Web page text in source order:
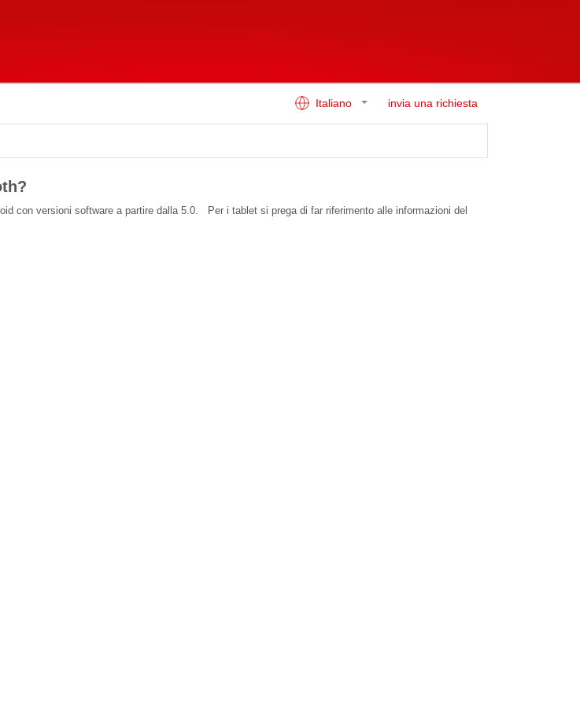
invia una richiesta
Italiano
con versioni software a partire dalla 5.0. Per i tablet si prega di far riferimento alle informazioni del